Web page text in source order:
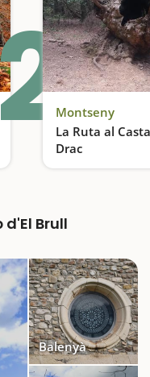
Montseny
La Ruta al
Drac
Un arbre de
Brull
Balenyà